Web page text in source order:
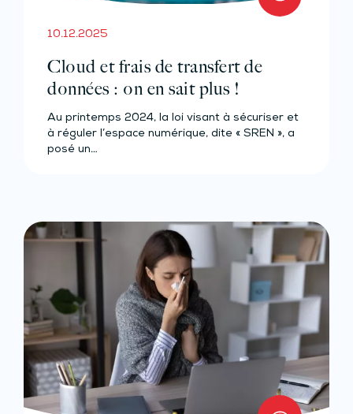
10.12.2025
Cloud et frais de transfert de
données : on en sait plus !
Au printemps 2024, la loi visant à sécuriser et
à réguler l’espace numérique, dite « SREN », a
posé un…